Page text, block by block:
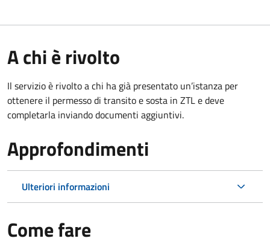
A chi è rivolto
Il servizio è rivolto a chi ha già presentato un’istanza per
ottenere il permesso di transito e sosta in ZTL e deve
completarla inviando documenti aggiuntivi.
Approfondimenti
Ulteriori informazioni
Come fare